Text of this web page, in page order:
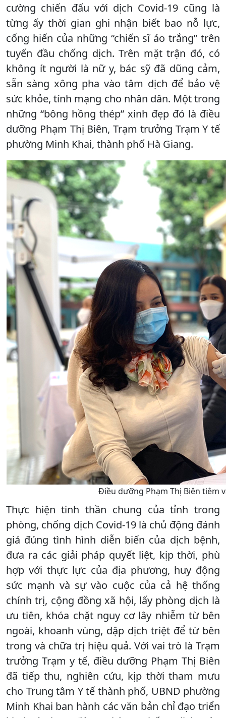
cường chiến đấu với dịch Covid-19 cũng là
từng ấy thời gian ghi nhận biết bao nỗ lực,
cống hiến của những “chiến sĩ áo trắng” trên
tuyến đầu chống dịch. Trên mặt trận đó, có
không ít người là nữ y, bác sỹ đã dũng cảm,
sẵn sàng xông pha vào tâm dịch để bảo vệ
sức khỏe, tính mạng cho nhân dân. Một trong
những “bông hồng thép” xinh đẹp đó là điều
dưỡng Phạm Thị Biên, Trạm trưởng Trạm Y tế
phường Minh Khai, thành phố Hà Giang.
Điều dưỡng Phạm Thị Biên tiêm
Thực hiện tinh thần chung của tỉnh trong
phòng, chống dịch Covid-19 là chủ động đánh
giá đúng tình hình diễn biến của dịch bệnh,
đưa ra các giải pháp quyết liệt, kịp thời, phù
hợp với thực lực của địa phương, huy động
sức mạnh và sự vào cuộc của cả hệ thống
chính trị, cộng đồng xã hội, lấy phòng dịch là
ưu tiên, khóa chặt nguy cơ lây nhiễm từ bên
ngoài, khoanh vùng, dập dịch triệt để từ bên
trong và chữa trị hiệu quả. Với vai trò là Trạm
trưởng Trạm y tế, điều dưỡng Phạm Thị Biên
đã tiếp thu, nghiên cứu, kịp thời tham mưu
cho Trung tâm Y tế thành phố, UBND phường
Minh Khai ban hành các văn bản chỉ đạo triển